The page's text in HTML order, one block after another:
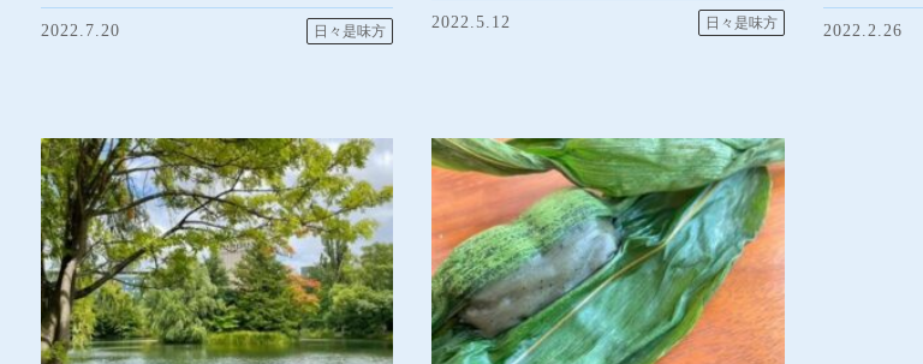
2022.7.20 日々是味方 2022.5.12 日々是味方 2022.2.26